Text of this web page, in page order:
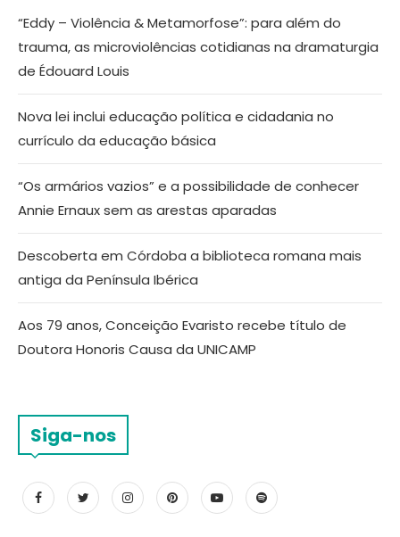
“Eddy – Violência & Metamorfose”: para além do
trauma, as microviolências cotidianas na dramaturgia
de Édouard Louis
Nova lei inclui educação política e cidadania no
currículo da educação básica
“Os armários vazios” e a possibilidade de conhecer
Annie Ernaux sem as arestas aparadas
Descoberta em Córdoba a biblioteca romana mais
antiga da Península Ibérica
Aos 79 anos, Conceição Evaristo recebe título de
Doutora Honoris Causa da UNICAMP
Siga-nos